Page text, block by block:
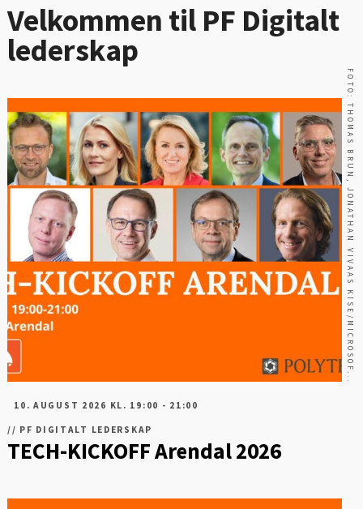
Velkommen til PF Digitalt
lederskap
FOTO: THOMAS BRUN, JONATHAN VIVAAS KISE/MICROSOF...
10. AUGUST 2026 KL. 19:00 - 21:00
// PF DIGITALT LEDERSKAP
TECH-KICKOFF Arendal 2026